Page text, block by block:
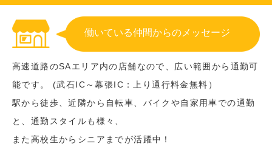
働いている仲間からのメッセージ
高速道路のSAエリア内の店舗なので、広い範囲から通勤可
能です。 (武石IC～幕張IC：上り通行料金無料）
駅から徒歩、近隣から自転車、バイクや自家用車での通勤
と、通勤スタイルも様々、
また高校生からシニアまでが活躍中！